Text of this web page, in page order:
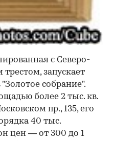
с Северо-
запускает
собрание".
более 2 тыс. кв.
пр., 135, его
40 тыс.
цен — от 300 до 1